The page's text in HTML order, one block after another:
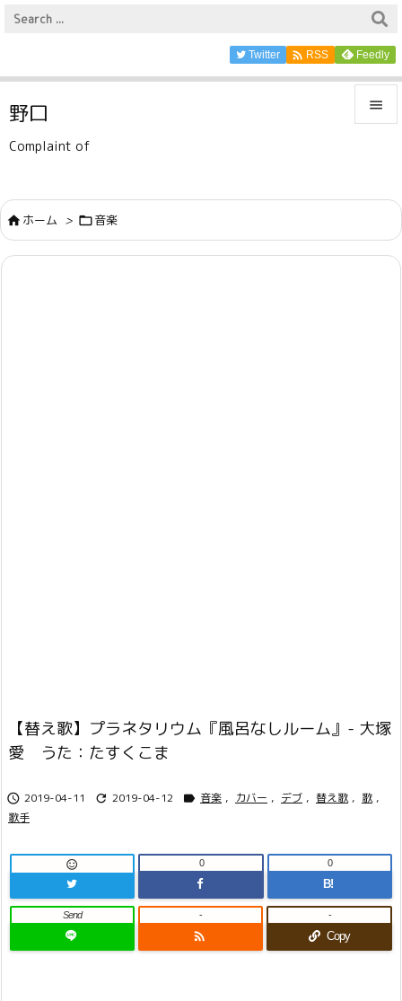

サイド

前へ
Twitter  RSS Feedly
野口
Complaint of
ホーム > 音楽
【替え歌】プラネタリウム『風呂なしルーム』- 大塚
愛 うた：たすくこま
 2019-04-11  2019-04-12  音楽 , カバー , デブ , 替え歌 , 歌 ,
歌手
 0
B!
0
Send

-
Copy
-